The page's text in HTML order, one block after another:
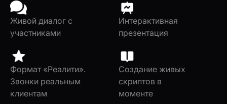
Живой диалог с
участниками
Интерактивная
презентация
Формат «Реалити».
Звонки реальным
клиентам
Cоздание живых
скриптов в
моменте